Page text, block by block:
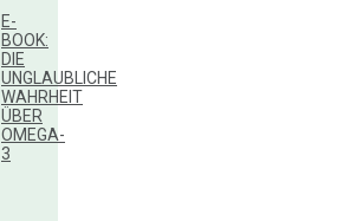
E-
BOOK:
DIE
UNGLAUBLICHE
WAHRHEIT
ÜBER
OMEGA-
3